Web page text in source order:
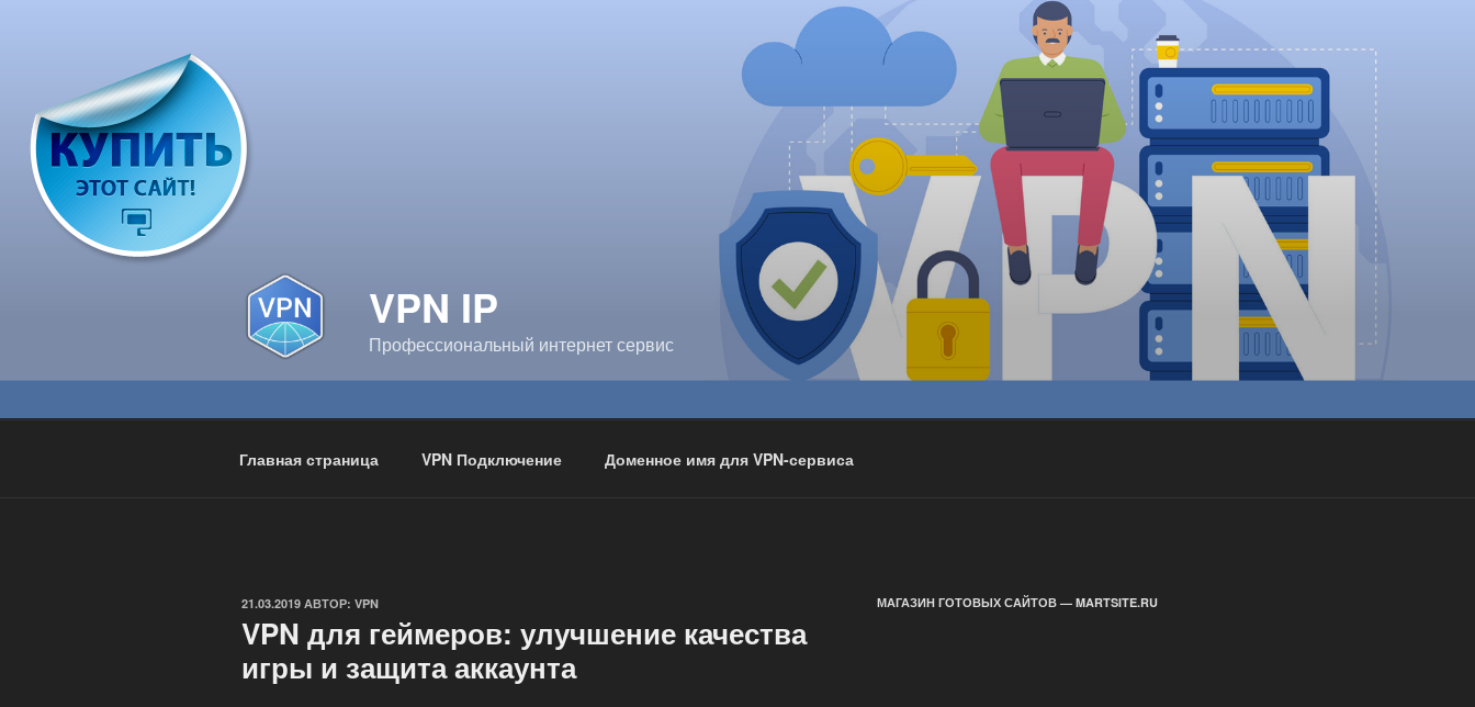
VPN IP
Профессиональный интернет сервис
Главная страница VPN Подключение Доменное имя для VPN-сервиса
ОПУБЛИКОВАНО
21.03.2019 АВТОР: VPN
VPN для геймеров: улучшение качества
игры и защита аккаунта
МАГАЗИН ГОТОВЫХ САЙТОВ — MARTSITE.RU